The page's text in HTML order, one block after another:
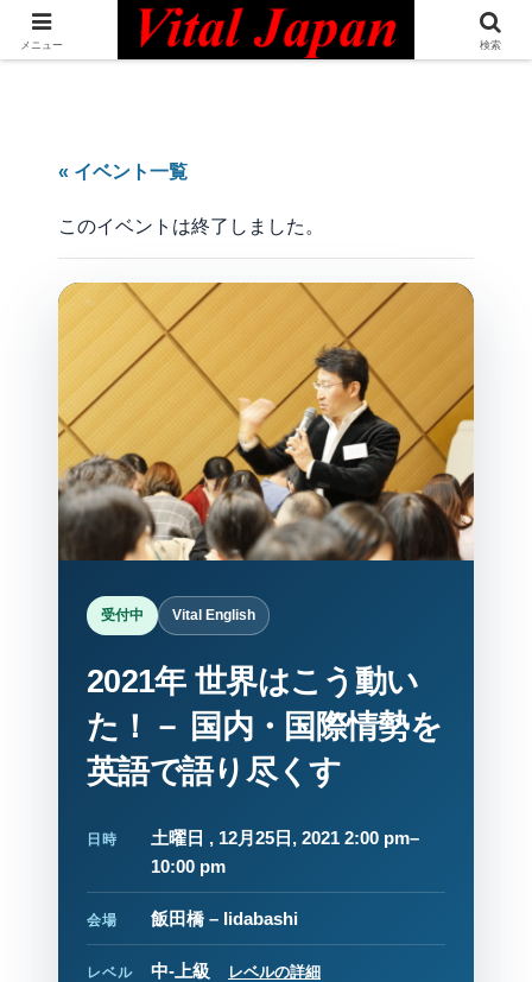
日本最大級の英語コミュニティ・Bilingual Professionals Network
« イベント一覧
このイベントは終了しました。
受付中 Vital English
2021年 世界はこう動い
た！－ 国内・国際情勢を
英語で語り尽くす
日時
土曜日 , 12月25日, 2021 2:00 pm–
10:00 pm
会場 飯田橋 – Iidabashi
レベル 中-上級 レベルの詳細
メニュー 検索